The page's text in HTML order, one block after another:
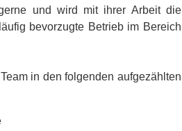
und wird mit ihrer Arbeit die
bevorzugte Betrieb im Bereich
in den folgenden aufgezählten